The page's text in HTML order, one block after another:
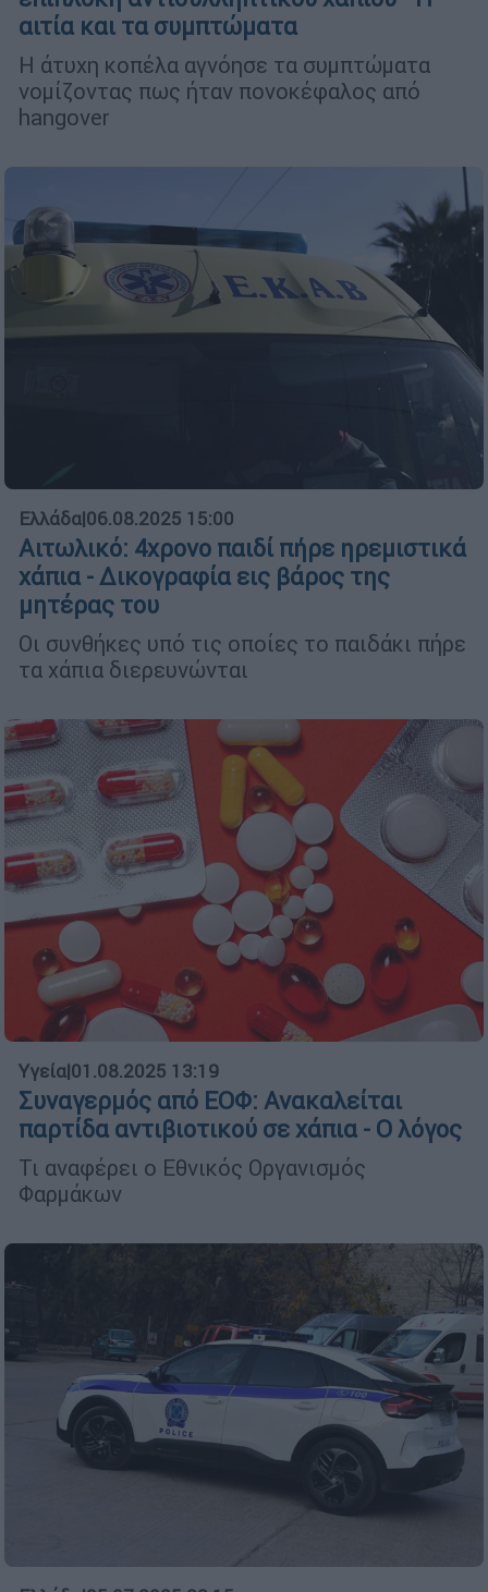
αιτία και τα συμπτώματα
Η άτυχη κοπέλα αγνόησε τα συμπτώματα
νομίζοντας πως ήταν πονοκέφαλος από
hangover
Ελλάδα|06.08.2025 15:00
Αιτωλικό: 4χρονο παιδί πήρε ηρεμιστικά
χάπια - Δικογραφία εις βάρος της
μητέρας του
Οι συνθήκες υπό τις οποίες το παιδάκι πήρε
τα χάπια διερευνώνται
Υγεία|01.08.2025 13:19
Συναγερμός από ΕΟΦ: Ανακαλείται
παρτίδα αντιβιοτικού σε χάπια - Ο λόγος
Τι αναφέρει ο Εθνικός Οργανισμός
Φαρμάκων